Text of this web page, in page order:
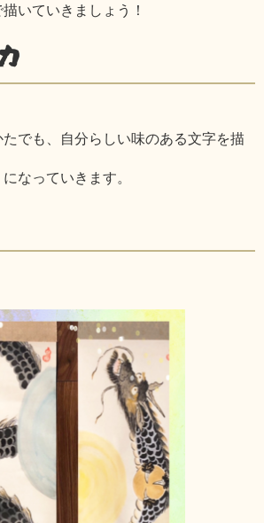
いていきましょう！
でも、自分らしい味のある文字を描
なっていきます。